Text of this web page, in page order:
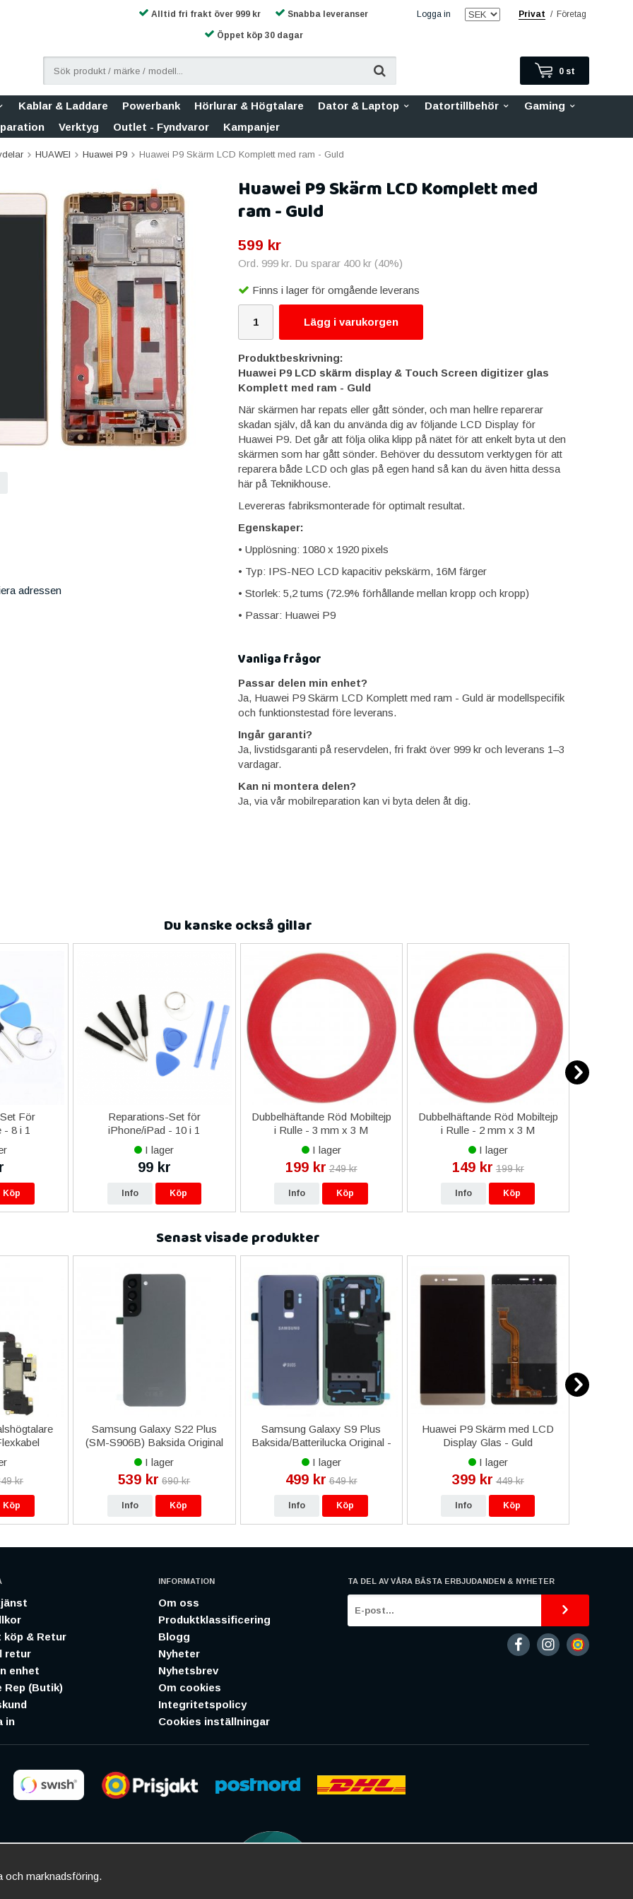
Logga in Privat / Företag
Alltid fri frakt över 999 kr Snabba leveranser
Öppet köp 30 dagar
0 st
Kablar & Laddare Powerbank Hörlurar & Högtalare Dator & Laptop Datortillbehör
Gaming
Verktyg Outlet - Fyndvaror Kampanjer
HUAWEI Huawei P9 Huawei P9 Skärm LCD Komplett med ram - Guld
Huawei P9 Skärm LCD Komplett med
ram - Guld
599 kr
Ord. 999 kr. Du sparar 400 kr(40%)
Finns i lager för omgående leverans
Lägg i varukorgen
Produktbeskrivning:
Huawei P9 LCD skärm display & Touch Screen digitizer glas
Komplett med ram - Guld
När skärmen har repats eller gått sönder, och man hellre reparerar
skadan själv, då kan du använda dig av följande LCD Display för
Huawei P9. Det går att följa olika klipp på nätet för att enkelt byta ut den
skärmen som har gått sönder. Behöver du dessutom verktygen för att
reparera både LCD och glas på egen hand så kan du även hitta dessa
här på Teknikhouse.
Levereras fabriksmonterade för optimalt resultat.
Egenskaper:
• Upplösning: 1080 x 1920 pixels
• Typ: IPS-NEO LCD kapacitiv pekskärm, 16M färger
• Storlek: 5,2 tums (72.9% förhållande mellan kropp och kropp)
• Passar: Huawei P9
Vanliga frågor
Passar delen min enhet?
Ja, Huawei P9 Skärm LCD Komplett med ram - Guld är modellspecifik
och funktionstestad före leverans.
Ingår garanti?
Ja, livstidsgaranti på reservdelen, fri frakt över 999 kr och leverans 1–3
vardagar.
Kan ni montera delen?
Ja, via vår mobilreparation kan vi byta delen åt dig.
adressen
Du kanske också gillar
För
- 8 i 1
Köp
Reparations-Set för
iPhone/iPad - 10 i 1
I lager
99 kr
Info Köp
Dubbelhäftande Röd Mobiltejp
i Rulle - 3 mm x 3 M
I lager
199 kr 249 kr
Info Köp
Dubbelhäftande Röd Mobiltejp
i Rulle - 2 mm x 3 M
I lager
149 kr 199 kr
Info Köp
Senast visade produkter
kr
Köp
Samsung Galaxy S22 Plus
(SM-S906B) Baksida Original
- Grafit
I lager
539 kr 690 kr
Info Köp
Samsung Galaxy S9 Plus
Baksida/Batterilucka Original -
Blå
I lager
499 kr 649 kr
Info Köp
Huawei P9 Skärm med LCD
Display Glas - Guld
I lager
399 kr 449 kr
Info Köp
köp & Retur
retur
enhet
Rep (Butik)
in
INFORMATION
Om oss
Produktklassificering
Blogg
Nyheter
Nyhetsbrev
Om cookies
Integritetspolicy
Cookies inställningar
TA DEL AV VÅRA BÄSTA ERBJUDANDEN & NYHETER
och marknadsföring.